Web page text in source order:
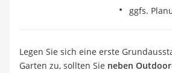
ggfs.
Legen Sie sich eine erste
Garten zu, sollten Sie neben